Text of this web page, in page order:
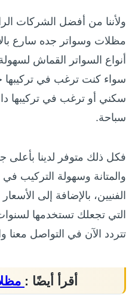
ولأننا من أفضل الشركات
مظلات وسواتر جده سارع
أنواع السواتر القماش
سواء كنت ترغب في
سكني أو ترغب في تركيبها
سباحة.
فكل ذلك متوفر لدينا بأعلى
والمتانة وسهولة التركيب
الفنيين، بالإضافة إلى
التي تجعلك تستخدمها
تتردد الآن في التواصل معنا
أقرأ أيضًا :